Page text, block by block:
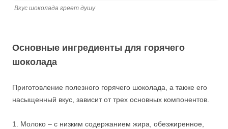
Вкус шоколада греет душу
Основные ингредиенты для горячего
шоколада
Приготовление полезного горячего шоколада, а также его
насыщенный вкус, зависит от трех основных компонентов.
1. Молоко – с низким содержанием жира, обезжиренное,